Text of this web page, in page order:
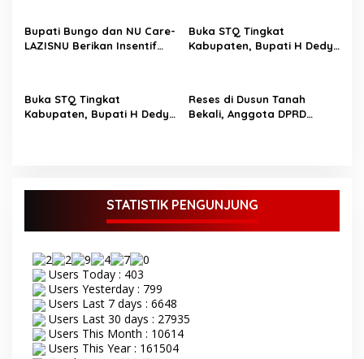
s
Bupati Bungo dan NU Care-
LAZISNU Berikan Insentif
Buka STQ Tingkat
Kabupaten, Bupati H Dedy
Buka STQ Tingkat
Kabupaten, Bupati H Dedy
Wakil Bupati Bungo Ustadz
resmi Seleksi Tilawatil
Kabupaten Bungo Senin 8
September 2025. Acara
pembukaan STQ ke-53
yang di gelar di kecamatan
Tanah Sepenggal ini,
diawali dengan grand
opening STQ, dilanjutkan
Reses di Dusun Tanah
Bekali, Anggota DPRD
STATISTIK PENGUNJUNG
Users Today : 403
Users Yesterday : 799
Users Last 7 days : 6648
Users Last 30 days : 27935
Users This Month : 10614
Users This Year : 161504